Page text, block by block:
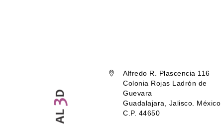
Alfredo R. Plascencia 116
Colonia Rojas Ladrón de
Guevara
Guadalajara, Jalisco. México
C.P. 44650